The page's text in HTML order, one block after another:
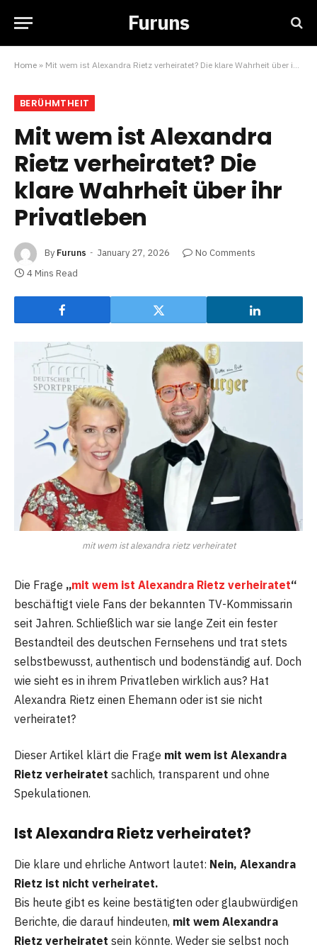
Furuns
Home » Mit wem ist Alexandra Rietz verheiratet? Die klare Wahrheit über ihr Privatleben
BERÜHMTHEIT
Mit wem ist Alexandra
Rietz verheiratet? Die
klare Wahrheit über ihr
Privatleben
By Furuns January 27, 2026
No Comments
4 Mins Read
mit wem ist alexandra rietz verheiratet
Die Frage „mit wem ist Alexandra Rietz verheiratet“
beschäftigt viele Fans der bekannten TV-Kommissarin
seit Jahren. Schließlich war sie lange Zeit ein fester
Bestandteil des deutschen Fernsehens und trat stets
selbstbewusst, authentisch und bodenständig auf. Doch
wie sieht es in ihrem Privatleben wirklich aus? Hat
Alexandra Rietz einen Ehemann oder ist sie nicht
verheiratet?
Dieser Artikel klärt die Frage mit wem ist Alexandra
Rietz verheiratet sachlich, transparent und ohne
Spekulationen.
Ist Alexandra Rietz verheiratet?
Die klare und ehrliche Antwort lautet: Nein, Alexandra
Rietz ist nicht verheiratet.
Bis heute gibt es keine bestätigten oder glaubwürdigen
Berichte, die darauf hindeuten, mit wem Alexandra
Rietz verheiratet sein könnte. Weder sie selbst noch